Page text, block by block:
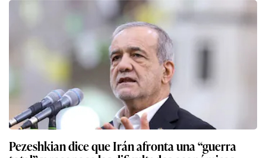
Pezeshkian dice que Irán afronta una “guerra